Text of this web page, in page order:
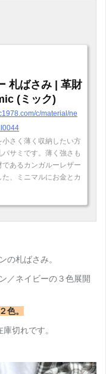
札ばさみ | 革財
(ミック)
c/material/ne
小さく薄く収納したい方
サミです。薄く強さも
あるカンガルーレザー
、ミニマルにお金とカ
の札ばさみ。
／ネイビーの３色展開
色。
切れです。